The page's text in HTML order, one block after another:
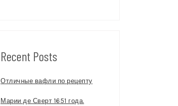
Recent Posts
Отличные вафли по рецепту
Марии де Сверт 1651 года.